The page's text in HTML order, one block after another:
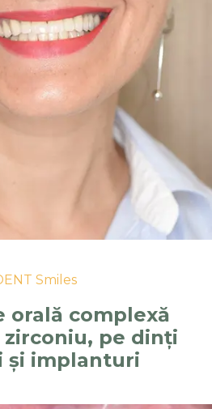
Smiles
orală complexă
zirconiu, pe dinți
și implanturi